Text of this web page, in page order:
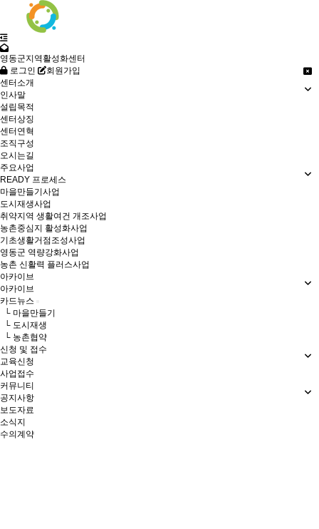
영동군지역활성화센터
로그인
회원가입
센터소개
인사말
설립목적
센터상징
센터연혁
조직구성
오시는길
주요사업
READY 프로세스
마을만들기사업
도시재생사업
취약지역 생활여건 개조사업
농촌중심지 활성화사업
기초생활거점조성사업
영동군 역량강화사업
농촌 신활력 플러스사업
아카이브
아카이브
카드뉴스
└ 마을만들기
└ 도시재생
└ 농촌협약
신청 및 접수
교육신청
사업접수
커뮤니티
공지사항
보도자료
소식지
수의계약